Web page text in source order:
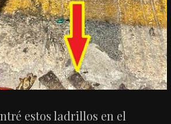
estos ladrillos en el